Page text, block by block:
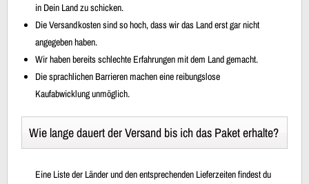
in Dein Land zu schicken.
Die Versandkosten sind so hoch, dass wir das Land erst gar nicht
angegeben haben.
Wir haben bereits schlechte Erfahrungen mit dem Land gemacht.
Die sprachlichen Barrieren machen eine reibungslose
Kaufabwicklung unmöglich.
Wie lange dauert der Versand bis ich das Paket erhalte?
Eine Liste der Länder und den entsprechenden Lieferzeiten findest du